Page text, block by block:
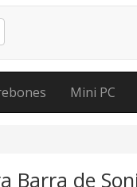
Mini PC
Barra de